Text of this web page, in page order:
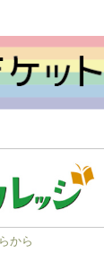
から